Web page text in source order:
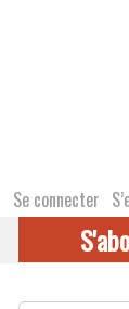
Se connecter